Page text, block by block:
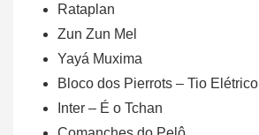
Rataplan
Zun Zun Mel
Yayá Muxima
Bloco dos Pierrots – Tio Elétrico
Inter – É o Tchan